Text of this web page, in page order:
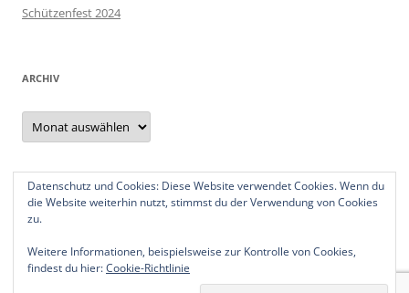
Schützenfest 2024
ARCHIV
Archiv
Datenschutzerklärung
Impressum
Datenschutz und Cookies: Diese Website verwendet Cookies. Wenn du
die Website weiterhin nutzt, stimmst du der Verwendung von Cookies
zu.
Weitere Informationen, beispielsweise zur Kontrolle von Cookies,
findest du hier:Cookie-Richtlinie